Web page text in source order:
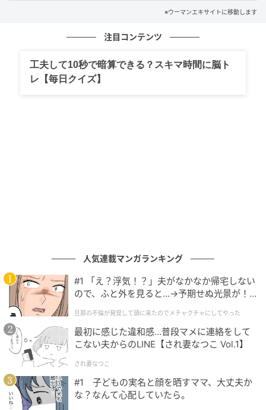
ウーマンエキサイト
※ウーマンエキサイトに移動します
注目コンテンツ
工夫して10秒で暗算できる？スキマ時間に脳ト
レ【毎日クイズ】
人気連載マンガランキング
#1 「え？浮気！？」夫がなかなか帰宅しない
ので、ふと外を見ると…→予期せぬ光景が！
クチャにしてやった
旦那の不倫が発覚して頭に来たのでメチャクチャにしてやった
最初に感じた違和感…普段マメに連絡をして
こない夫からのLINE【され妻なつこ Vol.1】
され妻なつこ
#1 子どもの実名と顔を晒すママ、大丈夫か
な？なんて心配していたら。